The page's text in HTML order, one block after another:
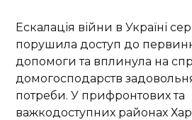
Ескалація війни в Україні
порушила доступ до
допомоги та вплинула на
домогосподарств
потреби. У прифронтових та
важкодоступних районах